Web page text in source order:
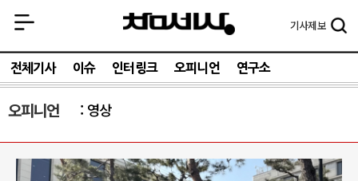
기사제보
전체기사 이슈 인터링크 오피니언 연구소
오피니언 영상